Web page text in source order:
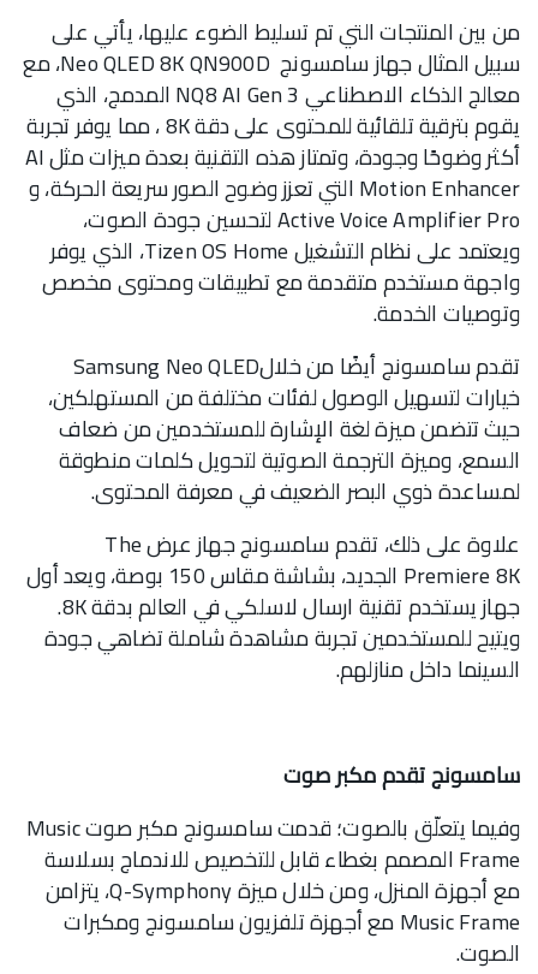
من بين المنتجات التي تم تسليط الضوء عليها، يأتي على
سبيل المثال جهاز سامسونج Neo QLED 8K QN900D، مع
معالج الذكاء الاصطناعي NQ8 AI Gen 3 المدمج، الذي
يقوم بترقية تلقائية للمحتوى على دقة 8K ، مما يوفر تجربة
أكثر وضوحًا وجودة، وتمتاز هذه التقنية بعدة ميزات مثل AI
Motion Enhancer التي تعزز وضوح الصور سريعة الحركة، و
Active Voice Amplifier Pro لتحسين جودة الصوت،
ويعتمد على نظام التشغيل Tizen OS Home، الذي يوفر
واجهة مستخدم متقدمة مع تطبيقات ومحتوى مخصص
وتوصيات الخدمة.
خيارات لتسهيل الوصول لفئات مختلفة من المستهلكين،
حيث تتضمن ميزة لغة الإشارة للمستخدمين من ضعاف
السمع، وميزة الترجمة الصوتية لتحويل كلمات منطوقة
لمساعدة ذوي البصر الضعيف في معرفة المحتوى.
علاوة على ذلك، تقدم سامسونج جهاز عرض The
Premiere 8K الجديد، بشاشة مقاس 150 بوصة، ويعد أول
جهاز يستخدم تقنية ارسال لاسلكي في العالم بدقة 8K.
ويتيح للمستخدمين تجربة مشاهدة شاملة تضاهي جودة
السينما داخل منازلهم.
سامسونج تقدم مكبر صوت
وفيما يتعلّق بالصوت؛ قدمت سامسونج مكبر صوت Music
Frame المصمم بغطاء قابل للتخصيص للاندماج بسلاسة
مع أجهزة المنزل، ومن خلال ميزة Q-Symphony، يتزامن
Music Frame مع أجهزة تلفزيون سامسونج ومكبرات
الصوت.